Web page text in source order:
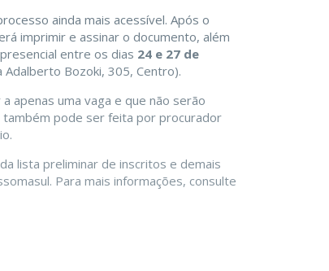
ainda mais acessível. Após o
imprimir e assinar o documento, além
entre os dias 24 e 27 de
Adalberto Bozoki, 305, Centro).
apenas uma vaga e que não serão
também pode ser feita por procurador
lista preliminar de inscritos e demais
Para mais informações, consulte